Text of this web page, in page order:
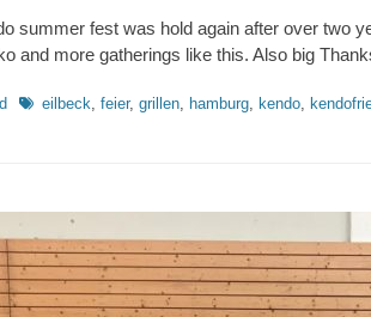
summer fest was hold again after over two
and more gatherings like this. Also big
Schlagworte
eilbeck, feier, grillen, hamburg, kendo,